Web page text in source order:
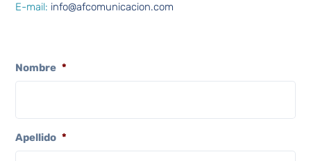
E-mail: info@afcomunicacion.com
Nombre *
Apellido *